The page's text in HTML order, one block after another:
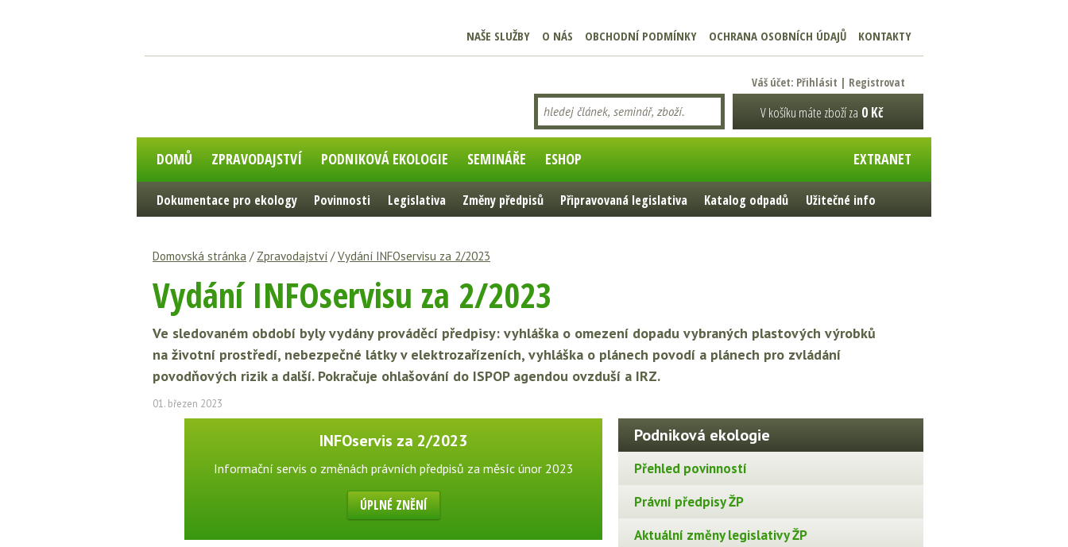
NAŠE SLUŽBY O NÁS OBCHODNÍ PODMÍNKY OCHRANA OSOBNÍCH ÚDAJŮ KONTAKTY
Váš účet: Přihlásit | Registrovat
V košíku máte zboží za 0 Kč
DOMŮ ZPRAVODAJSTVÍ PODNIKOVÁ EKOLOGIE SEMINÁŘE ESHOP EXTRANET
Dokumentace pro ekology Povinnosti Legislativa Změny předpisů Připravovaná legislativa Katalog odpadů Užitečné info
Domovská stránka / Zpravodajství /Vydání INFOservisu za 2/2023
Vydání INFOservisu za 2/2023
Ve sledovaném období byly vydány prováděcí předpisy: vyhláška o omezení dopadu vybraných plastových výrobků
na životní prostředí, nebezpečné látky v elektrozařízeních, vyhláška o plánech povodí a plánech pro zvládání
povodňových rizik a další. Pokračuje ohlašování do ISPOP agendou ovzduší a IRZ.
01. březen 2023
INFOservis za 2/2023
Informační servis o změnách právních předpisů za měsíc únor 2023
ÚPLNÉ ZNĚNÍ
Podniková ekologie
Přehled povinností
Právní předpisy ŽP
Aktuální změny legislativy ŽP